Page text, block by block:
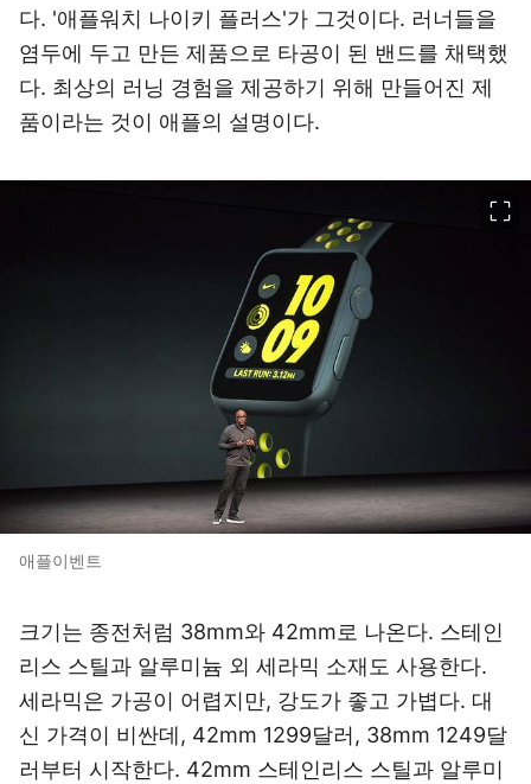
다. '애플워치 나이키 플러스'가 그것이다. 러너들을
염두에 두고 만든 제품으로 타공이 된 밴드를 채택했
다. 최상의 러닝 경험을 제공하기 위해 만들어진 제
품이라는 것이 애플의 설명이다.
애플이벤트
크기는 종전처럼 38mm와 42mm로 나온다. 스테인
리스 스틸과 알루미늄 외 세라믹 소재도 사용한다.
세라믹은 가공이 어렵지만, 강도가 좋고 가볍다. 대
신 가격이 비싼데, 42mm 1299달러, 38mm 1249달
러부터 시작한다. 42mm 스테인리스 스틸과 알루미